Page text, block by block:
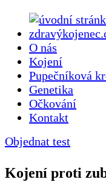
O nás
Kojení
Pupečníková
Genetika
Očkování
Kontakt
Objednat test
Kojení proti